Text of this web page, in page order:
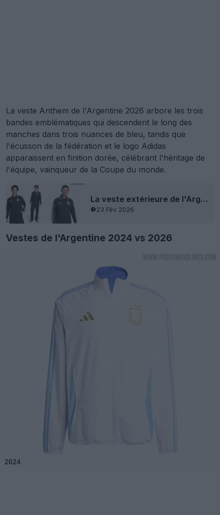
La veste Anthem de l'Argentine 2026 arbore les trois
bandes emblématiques qui descendent le long des
manches dans trois nuances de bleu, tandis que
l'écusson de la fédération et le logo Adidas
apparaissent en finition dorée, célébrant l'héritage de
l'équipe, vainqueur de la Coupe du monde.
La veste extérieure de l'Argentine pour la Coupe du monde 2026 a subi une fuite - Logo Trèfle
23 Fév 2026
Vestes de l'Argentine 2024 vs 2026